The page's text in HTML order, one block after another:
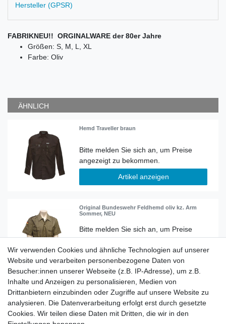
Hersteller (GPSR)
FABRIKNEU!! ORGINALWARE der 80er Jahre
Größen: S, M, L, XL
Farbe: Oliv
ÄHNLICH
Hemd Traveller braun
Artikel anzeigen
Original Bundeswehr Feldhemd oliv kz. Arm
Sommer, NEU
Artikel anzeigen
original Bundeswehr Hemd oliv kurzarm
Wir verwenden Cookies und ähnliche Technologien auf unserer
Website und verarbeiten personenbezogene Daten von
Besucher:innen unserer Webseite (z.B. IP-Adresse), um z.B.
Inhalte und Anzeigen zu personalisieren, Medien von
Drittanbietern einzubinden oder Zugriffe auf unsere Website zu
analysieren. Die Datenverarbeitung erfolgt erst durch gesetzte
Cookies. Wir teilen diese Daten mit Dritten, die wir in den